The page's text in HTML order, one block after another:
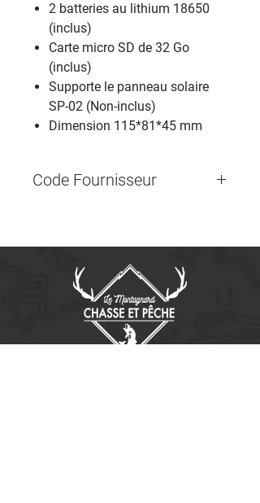
2 batteries au lithium 18650
(inclus)
Carte micro SD de 32 Go
(inclus)
Supporte le panneau solaire
SP-02 (Non-inclus)
Dimension 115*81*45 mm
Code Fournisseur